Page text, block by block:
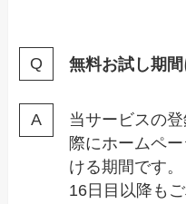
無料お試し期間
当サービスの
際にホームペ
ける期間です。
16日目以降も